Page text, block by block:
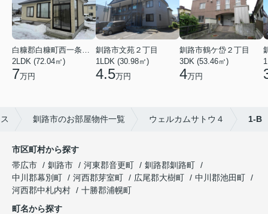
2LDK (72.04㎡)
7万円
釧路市文苑２丁目
1LDK (30.98㎡)
4.5万円
釧路市鶴ケ岱２丁目
3DK (53.46㎡)
4万円
釧路市のお部屋物件一覧 ウェルカムサトウ４ 1-B
市区町村から探す
帯広市
釧路市 河東郡音更町
釧路郡釧路町
中川郡幕別町
河西郡芽室町 広尾郡大樹町
中川郡池田町
河西郡中札内村
十勝郡浦幌町
町名から探す